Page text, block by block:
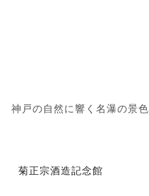
神戸の自然に響く名瀑の景色
菊正宗酒造記念館